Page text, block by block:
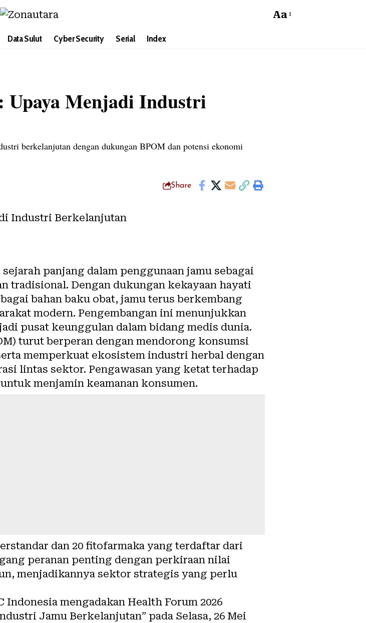
Aa
Data Sulut Cyber Security Serial Index
Upaya Menjadi Industri
berkelanjutan dengan dukungan BPOM dan potensi ekonomi
Share
panjang dalam penggunaan jamu sebagai
tradisional. Dengan dukungan kekayaan hayati
bahan baku obat, jamu terus berkembang
modern. Pengembangan ini menunjukkan
pusat keunggulan dalam bidang medis dunia.
turut berperan dengan mendorong konsumsi
memperkuat ekosistem industri herbal dengan
lintas sektor. Pengawasan yang ketat terhadap
menjamin keamanan konsumen.
dan 20 fitofarmaka yang terdaftar dari
peranan penting dengan perkiraan nilai
menjadikannya sektor strategis yang perlu
mengadakan Health Forum 2026
Jamu Berkelanjutan” pada Selasa, 26 Mei